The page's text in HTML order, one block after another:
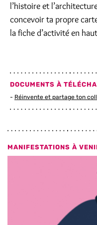
l’histoire et
concevoir ta propre
la fiche d’activité en
DOCUMENTS À
Réinvente et partage ton
MANIFESTATIONS À